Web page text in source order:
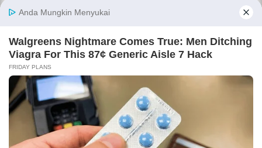
Tentang Katadata Advertising Karier
Pedoman Media Siber
Kebijakan Privasi
Disclaimer
Hubungi Kami